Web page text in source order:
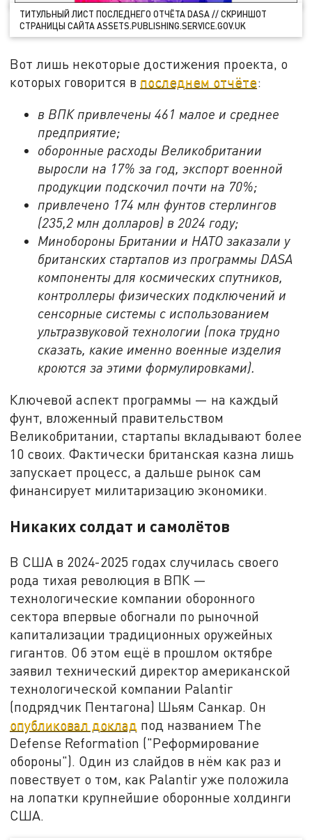
ТИТУЛЬНЫЙ ЛИСТ ПОСЛЕДНЕГО ОТЧЁТА DASA // СКРИНШОТ
СТРАНИЦЫ САЙТА ASSETS.PUBLISHING.SERVICE.GOV.UK
Вот лишь некоторые достижения проекта, о
которых говорится в последнем отчёте:
в ВПК привлечены 461 малое и среднее
предприятие;
оборонные расходы Великобритании
выросли на 17% за год, экспорт военной
продукции подскочил почти на 70%;
привлечено 174 млн фунтов стерлингов
(235,2 млн долларов) в 2024 году;
Минобороны Британии и НАТО заказали у
британских стартапов из программы DASA
компоненты для космических спутников,
контроллеры физических подключений и
сенсорные системы с использованием
ультразвуковой технологии (пока трудно
сказать, какие именно военные изделия
кроются за этими формулировками).
Ключевой аспект программы — на каждый
фунт, вложенный правительством
Великобритании, стартапы вкладывают более
10 своих. Фактически британская казна лишь
запускает процесс, а дальше рынок сам
финансирует милитаризацию экономики.
Никаких солдат и самолётов
В США в 2024-2025 годах случилась своего
рода тихая революция в ВПК —
технологические компании оборонного
сектора впервые обогнали по рыночной
капитализации традиционных оружейных
гигантов. Об этом ещё в прошлом октябре
заявил технический директор американской
технологической компании Palantir
(подрядчик Пентагона) Шьям Санкар. Он
опубликовал доклад под названием The
Defense Reformation ("Реформирование
обороны"). Один из слайдов в нём как раз и
повествует о том, как Palantir уже положила
на лопатки крупнейшие оборонные холдинги
США.